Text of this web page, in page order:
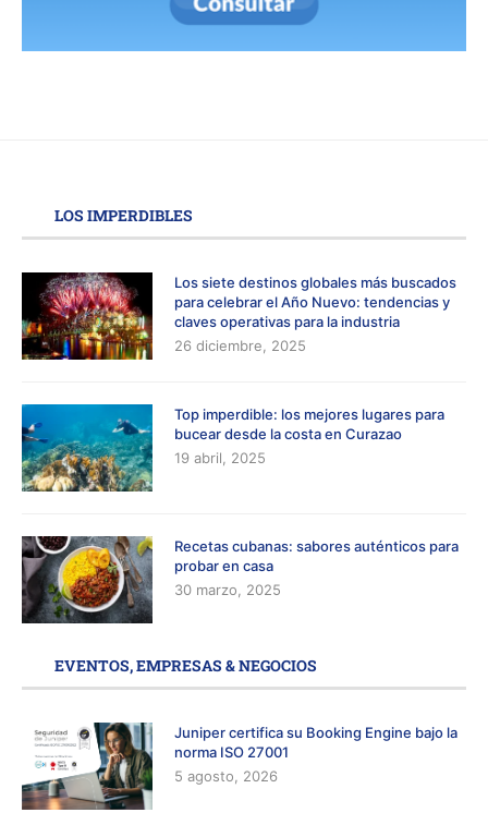
LOS IMPERDIBLES
Los siete destinos globales más buscados
para celebrar el Año Nuevo: tendencias y
claves operativas para la industria
26 diciembre, 2025
Top imperdible: los mejores lugares para
bucear desde la costa en Curazao
19 abril, 2025
Recetas cubanas: sabores auténticos para
probar en casa
30 marzo, 2025
EVENTOS, EMPRESAS & NEGOCIOS
Juniper certifica su Booking Engine bajo la
norma ISO 27001
5 agosto, 2026